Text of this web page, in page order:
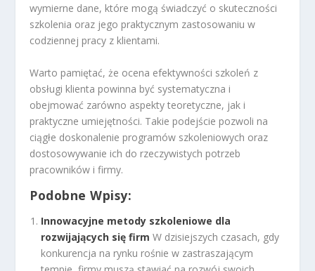
wymierne dane, które mogą świadczyć o skuteczności
szkolenia oraz jego praktycznym zastosowaniu w
codziennej pracy z klientami.
Warto pamiętać, że ocena efektywności szkoleń z
obsługi klienta powinna być systematyczna i
obejmować zarówno aspekty teoretyczne, jak i
praktyczne umiejętności. Takie podejście pozwoli na
ciągłe doskonalenie programów szkoleniowych oraz
dostosowywanie ich do rzeczywistych potrzeb
pracowników i firmy.
Podobne Wpisy:
Innowacyjne metody szkoleniowe dla
rozwijających się firm W dzisiejszych czasach, gdy
konkurencja na rynku rośnie w zastraszającym